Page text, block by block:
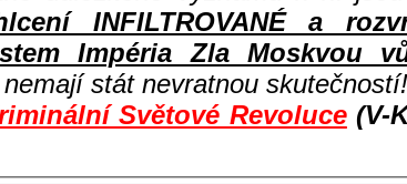
INFILTROVANÉ a
Impéria Zla Moskvou
stát nevratnou
Světové Revoluce (V-